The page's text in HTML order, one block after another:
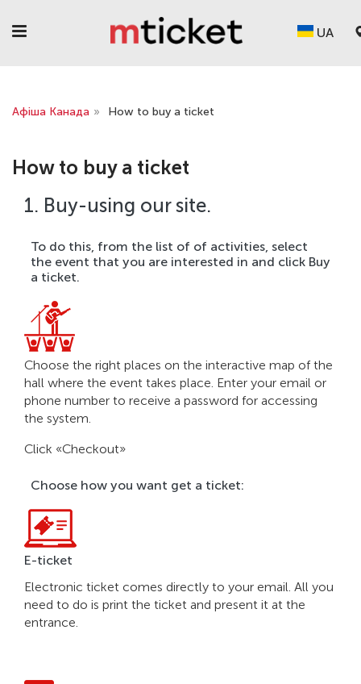
UA
Афіша Канада » How to buy a ticket
How to buy a ticket
1. Buy-using our site.
To do this, from the list of of activities, select
the event that you are interested in and click Buy
a ticket.
Choose the right places on the interactive map of the
hall where the event takes place. Enter your email or
phone number to receive a password for accessing
the system.
Click «Checkout»
Choose how you want get a ticket:
E-ticket
Electronic ticket comes directly to your email. All you
need to do is print the ticket and present it at the
entrance.